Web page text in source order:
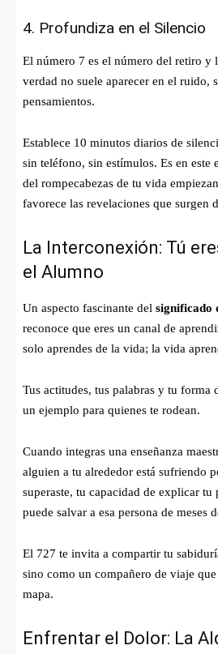
4. Profundiza en el Silencio
El número 7 es el número del retiro y
verdad no suele aparecer en el ruido,
pensamientos.
Establece 10 minutos diarios de
sin teléfono, sin estímulos. Es en este
del rompecabezas de tu vida
favorece las revelaciones que surgen
La Interconexión: Tú
el Alumno
Un aspecto fascinante del significado
reconoce que eres un canal de
solo aprendes de la vida; la vida
Tus actitudes, tus palabras y tu forma
un ejemplo para quienes te rodean.
Cuando integras una enseñanza
alguien a tu alrededor está sufriendo
superaste, tu capacidad de explicar tu
puede salvar a esa persona de meses
El 727 te invita a compartir tu
sino como un compañero de viaje
mapa.
Enfrentar el Dolor: La